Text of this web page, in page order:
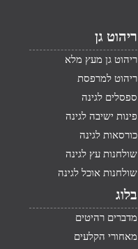
ריהוט גן
ריהוט גן מעץ מלא
ריהוט למרפסת
ספסלים לגינה
פינות ישיבה לגינה
כורסאות לגינה
שולחנות עץ לגינה
שולחנות אוכל לגינה
בלוג
מדברים רהיטים
מאחורי הקלעים